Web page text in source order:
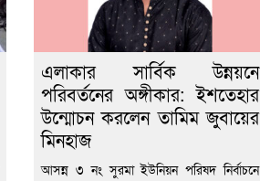
এলাকার সার্বিক উন্নয়নে
পরিবর্তনের অঙ্গীকার: ইশতেহার
উন্মোচন করলেন তামিম জুবায়ের
মিনহাজ
আসন্ন ৩ নং সুরমা ইউনিয়ন পরিষদ নির্বাচনে